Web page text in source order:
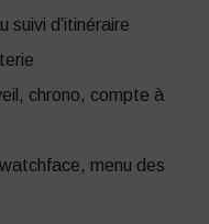
suivi d’itinéraire
chrono, compte à
menu des